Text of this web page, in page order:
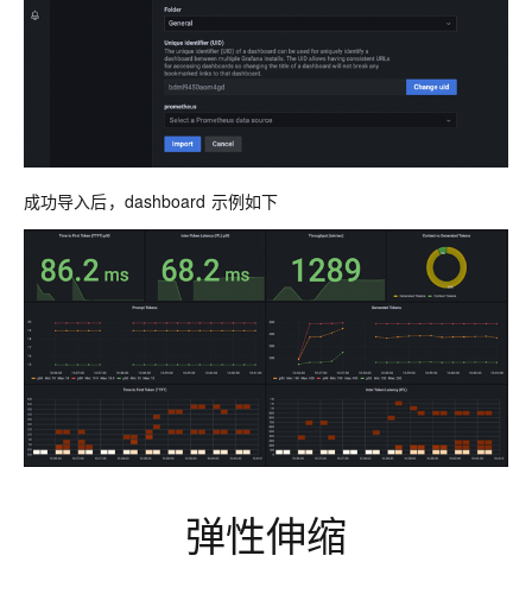
成功导入后，dashboard 示例如下
弹性伸缩